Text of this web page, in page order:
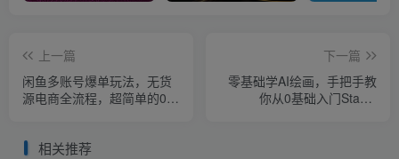
上一篇
闲鱼多账号爆单玩法，无货
源电商全流程，超简单的0门
下一篇
零基础学AI绘画，手把手教
你从0基础入门Stable
相关推荐